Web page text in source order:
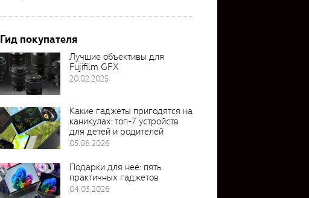
Гид покупателя
Лучшие объективы для
Fujifilm GFX
20.02.2025
Какие гаджеты пригодятся на
каникулах: топ-7 устройств
для детей и родителей
05.06.2026
Подарки для неё: пять
практичных гаджетов
04.03.2026